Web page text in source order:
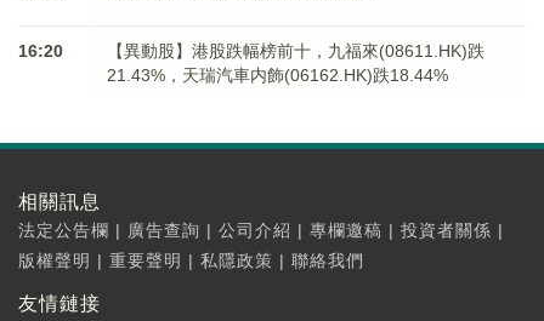
16:20
【異動股】港股跌幅榜前十，九福來(08611.HK)跌
21.43%，天瑞汽車内飾(06162.HK)跌18.44%
相關訊息
法定公告欄 | 廣告查詢 | 公司介紹 | 專欄邀稿 | 投資者關係 |
版權聲明 | 重要聲明 | 私隱政策 | 聯絡我們
友情鏈接